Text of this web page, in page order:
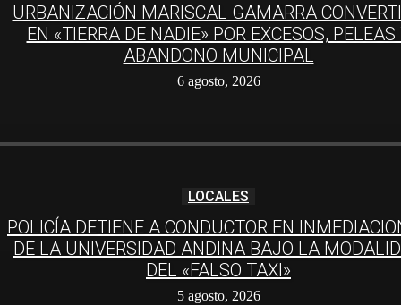
URBANIZACIÓN MARISCAL GAMARRA
EN «TIERRA DE NADIE» POR EXCESOS, PELEAS
ABANDONO MUNICIPAL
6 agosto, 2026
LOCALES
POLICÍA DETIENE A CONDUCTOR EN
DE LA UNIVERSIDAD ANDINA BAJO LA
DEL «FALSO TAXI»
5 agosto, 2026